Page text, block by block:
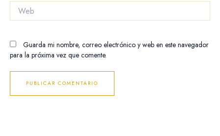
Web
Guarda mi nombre, correo electrónico y web en este navegador
para la próxima vez que comente.